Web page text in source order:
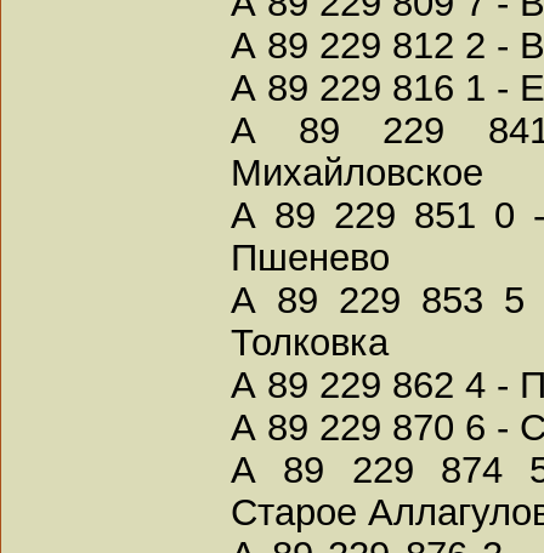
А 89 229 812 2 -
А 89 229 816 1 -
А 89 229
Михайловское
А 89 229 851 0
Пшенево
А 89 229 853 5
Толковка
А 89 229 862 4 -
А 89 229 870 6 -
А 89 229 874 5
Старое